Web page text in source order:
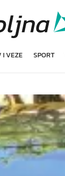
I VEZE SPORT